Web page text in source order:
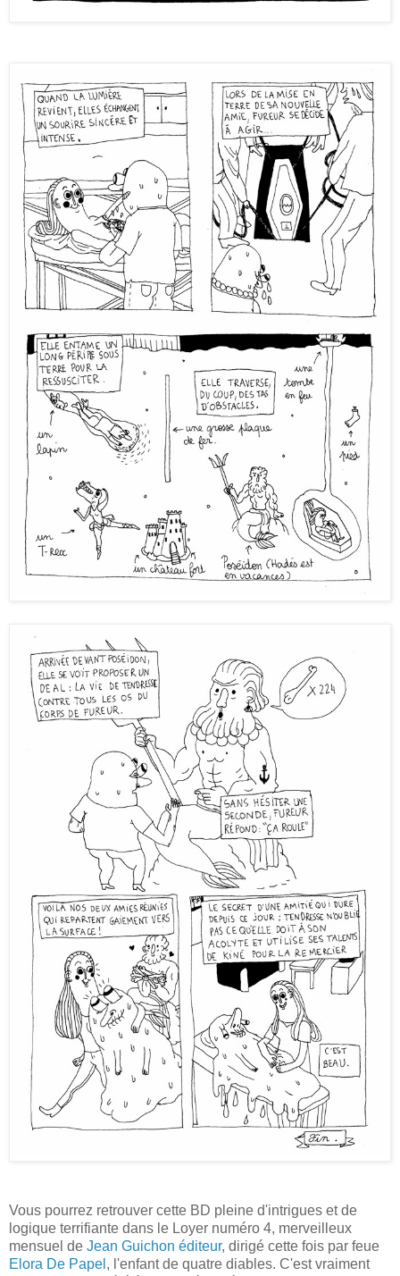
Vous pourrez retrouver cette BD pleine d'intrigues et de
logique terrifiante dans le Loyer numéro 4, merveilleux
mensuel de Jean Guichon éditeur, dirigé cette fois par feue
Elora De Papel , l'enfant de quatre diables. C'est vraiment